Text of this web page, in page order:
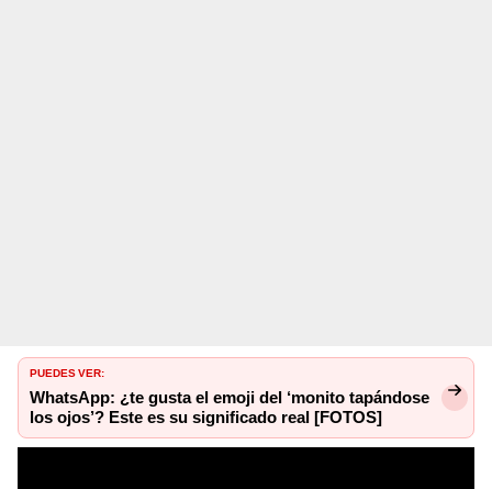
PUEDES VER:
WhatsApp: ¿te gusta el emoji del ‘monito tapándose
los ojos’? Este es su significado real [FOTOS]